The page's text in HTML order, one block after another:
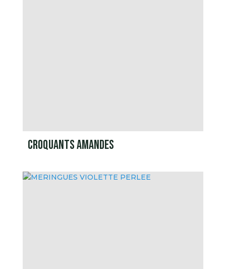
CROQUANTS AMANDES